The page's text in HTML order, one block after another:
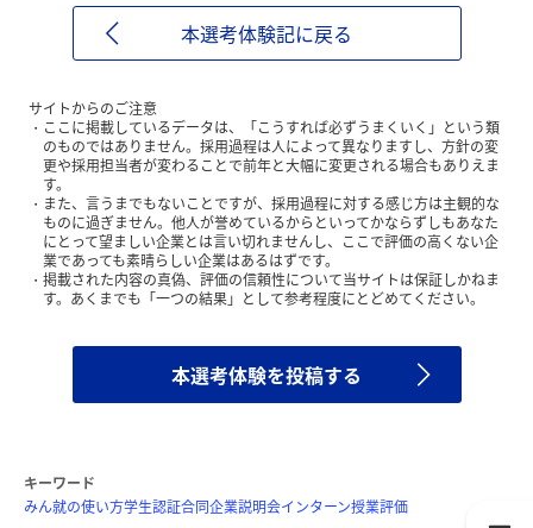
本選考体験記に戻る
サイトからのご注意
ここに掲載しているデータは、「こうすれば必ずうまくいく」という類
のものではありません。採用過程は人によって異なりますし、方針の変
更や採用担当者が変わることで前年と大幅に変更される場合もありえま
す。
また、言うまでもないことですが、採用過程に対する感じ方は主観的な
ものに過ぎません。他人が誉めているからといってかならずしもあなた
にとって望ましい企業とは言い切れませんし、ここで評価の高くない企
業であっても素晴らしい企業はあるはずです。
掲載された内容の真偽、評価の信頼性について当サイトは保証しかねま
す。あくまでも「一つの結果」として参考程度にとどめてください。
本選考体験を投稿する
キーワード
みん就の使い方学生認証合同企業説明会インターン授業評価